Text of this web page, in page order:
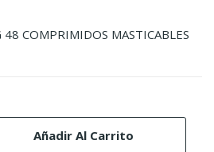
COMPRIMIDOS MASTICABLES
Añadir Al Carrito